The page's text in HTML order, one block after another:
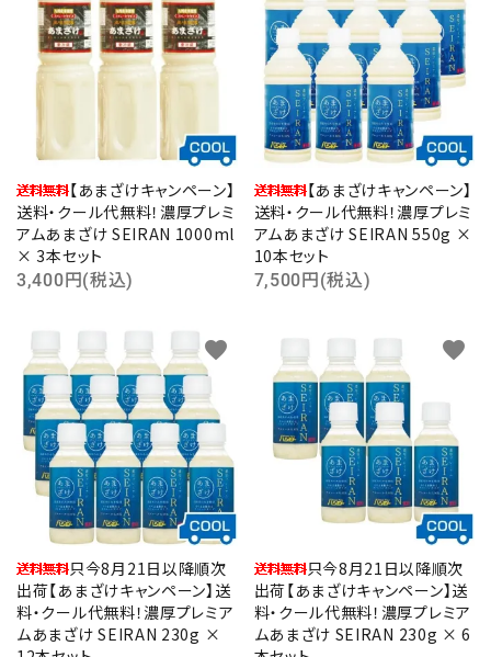
【あまざけキャンペーン】
送料・クール代無料！濃厚プレミ
アムあまざけ SEIRAN 1000ml
× 3本セット
3,400円(税込)
【あまざけキャンペーン】
送料・クール代無料！濃厚プレミ
アムあまざけ SEIRAN 550g ×
10本セット
7,500円(税込)
只今8月21日以降順次
出荷【あまざけキャンペーン】送
料・クール代無料！濃厚プレミア
ムあまざけ SEIRAN 230g ×
favorite
只今8月21日以降順次
出荷【あまざけキャンペーン】送
料・クール代無料！濃厚プレミア
ムあまざけ SEIRAN 230g × 6
favorite
close